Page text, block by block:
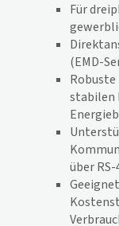
Für
(EMD-
stabilen
über